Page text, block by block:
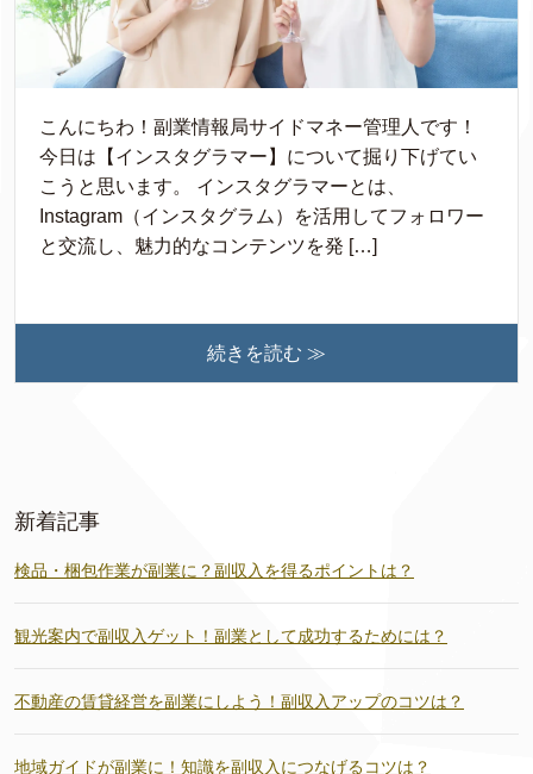
こんにちわ！副業情報局サイドマネー管理人です！
今日は【インスタグラマー】について掘り下げてい
こうと思います。 インスタグラマーとは、
Instagram（インスタグラム）を活用してフォロワー
と交流し、魅力的なコンテンツを発 […]
続きを読む ≫
新着記事
検品・梱包作業が副業に？副収入を得るポイントは？
観光案内で副収入ゲット！副業として成功するためには？
不動産の賃貸経営を副業にしよう！副収入アップのコツは？
地域ガイドが副業に！知識を副収入につなげるコツは？